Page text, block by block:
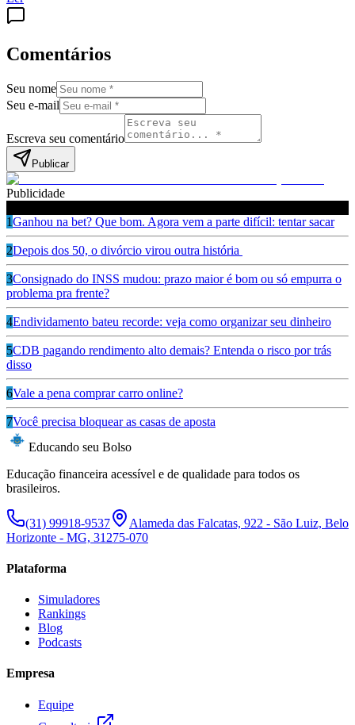
Comentários
Seu nome
Seu e-mail
Escreva seu comentário
Publicar
Publicidade
1Ganhou na bet? Que bom. Agora vem a parte difícil: tentar sacar
2Depois dos 50, o divórcio virou outra história
3Consignado do INSS mudou: prazo maior é bom ou só empurra o
problema pra frente?
4Endividamento bateu recorde: veja como organizar seu dinheiro
5CDB pagando rendimento alto demais? Entenda o risco por trás
disso
6Vale a pena comprar carro online?
7Você precisa bloquear as casas de aposta
Educando seu Bolso
Educação financeira acessível e de qualidade para todos os
brasileiros.
(31) 99918-9537
Alameda das Falcatas, 922 - São Luiz, Belo
Horizonte - MG, 31275-070
Plataforma
Simuladores
Rankings
Blog
Podcasts
Empresa
Equipe